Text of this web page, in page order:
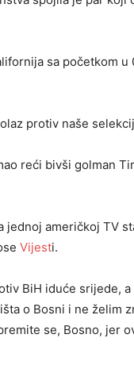
sa početkom u
protiv naše
reći bivši golman
jednoj američkoj TV
Vijesti.
BiH iduće srijede,
o Bosni i ne želim
se, Bosno, jer